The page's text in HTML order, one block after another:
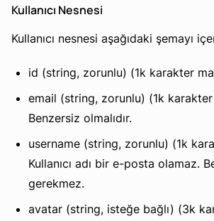
Kullanıcı Nesnesi
Kullanıcı nesnesi aşağıdaki şemayı
id (string, zorunlu) (1k karakter
email (string, zorunlu) (1k
Benzersiz olmalıdır.
username (string, zorunlu) (1k
Kullanıcı adı bir e-posta olamaz.
gerekmez.
avatar (string, isteğe bağlı) (3k